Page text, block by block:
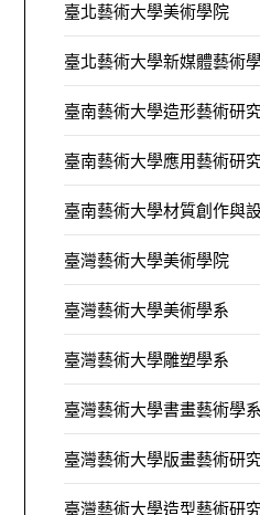
臺北藝術大學美術學院
臺北藝術大學新媒體藝術
臺南藝術大學造形藝術研
臺南藝術大學應用藝術研
臺南藝術大學材質創作與
臺灣藝術大學美術學院
臺灣藝術大學美術學系
臺灣藝術大學雕塑學系
臺灣藝術大學書畫藝術學系
臺灣藝術大學版畫藝術研
臺灣藝術大學造型藝術研